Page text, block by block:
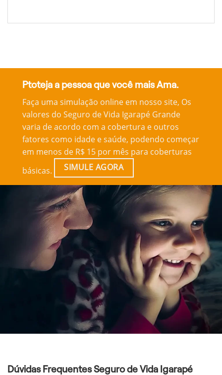
Ptoteja a pessoa que você mais Ama.
Faça uma simulação online em nosso site, Os
valores do Seguro de Vida Igarapé Grande
varia de acordo com a cobertura e outros
fatores como idade e saúde, podendo começar
em menos de R$ 15 por mês para coberturas
básicas.
SIMULE AGORA
Dúvidas Frequentes Seguro de Vida Igarapé